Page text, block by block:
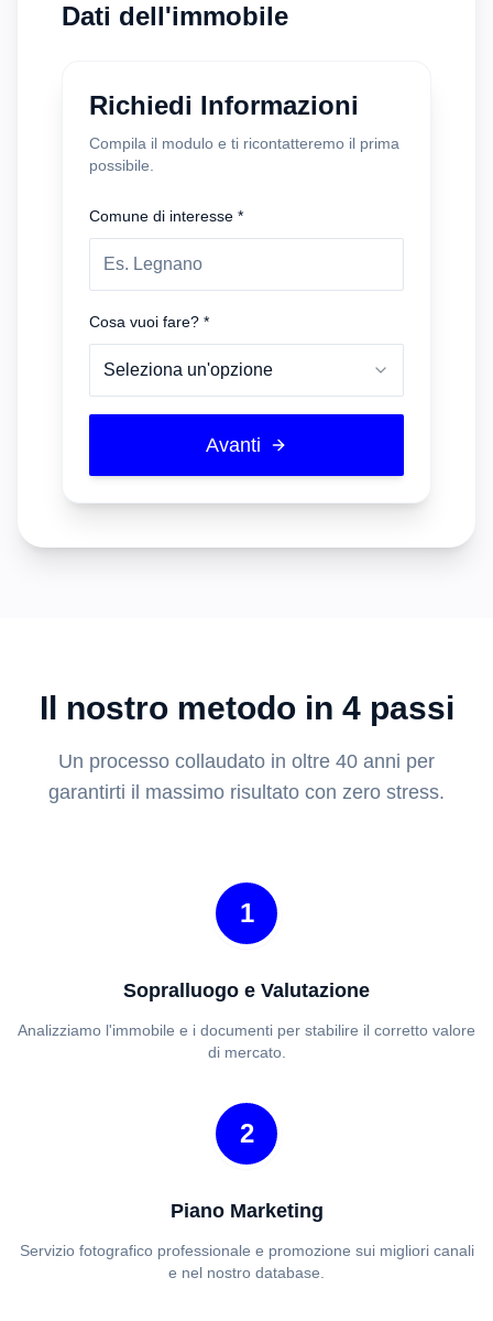
Dati dell'immobile
Richiedi Informazioni
Compila il modulo e ti ricontatteremo il prima
possibile.
Comune di interesse *
Cosa vuoi fare? *
Seleziona un'opzione
Avanti
Il nostro metodo in 4 passi
Un processo collaudato in oltre 40 anni per
garantirti il massimo risultato con zero stress.
1
Sopralluogo e Valutazione
Analizziamo l'immobile e i documenti per stabilire il corretto valore
di mercato.
2
Piano Marketing
Servizio fotografico professionale e promozione sui migliori canali
e nel nostro database.